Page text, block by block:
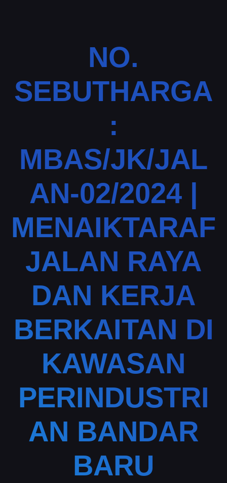
NO.
SEBUTHARGA
:
MBAS/JK/JAL
AN-02/2024 |
MENAIKTARAF
JALAN RAYA
DAN KERJA
BERKAITAN DI
KAWASAN
PERINDUSTRI
AN BANDAR
BARU